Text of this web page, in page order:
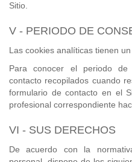
Sitio.
V - PERIODO DE
Las cookies analíticas tienen
Para conocer el periodo
contacto recopilados cuando
formulario de contacto en el
profesional correspondiente
VI - SUS DERECHOS
De acuerdo con la